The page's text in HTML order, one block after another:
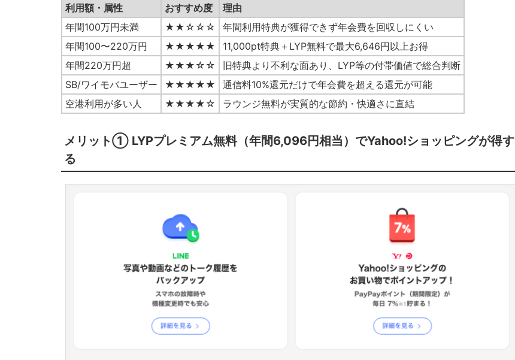
利用額・属性 おすすめ度
理由
年間100万円未満
★★☆☆☆
年間利用特典が獲得できず年会費を回収しにくい
年間100〜220万円
★★★★★
11,000pt特典＋LYP無料で最大6,646円以上お得
年間220万円超
★★★☆☆
旧特典より不利な面あり、LYP等の付帯価値で総合判断
SB/ワイモバユーザー
★★★★★
通信料10%還元だけで年会費を超える還元が可能
空港利用が多い人
★★★★☆ ラウンジ無料が実質的な節約・快適さに直結
メリット① LYPプレミアム無料（年間6,096円相当）でYahoo!ショッピングが得す
る